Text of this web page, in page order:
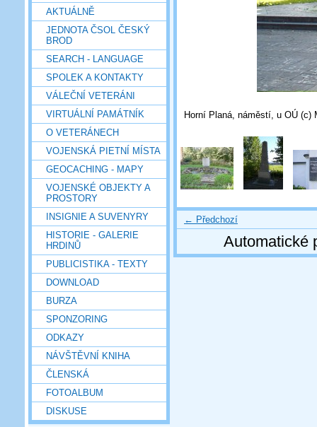
AKTUÁLNĚ
JEDNOTA ČSOL ČESKÝ
BROD
SEARCH - LANGUAGE
SPOLEK A KONTAKTY
VÁLEČNÍ VETERÁNI
VIRTUÁLNÍ PAMÁTNÍK
O VETERÁNECH
VOJENSKÁ PIETNÍ MÍSTA
GEOCACHING - MAPY
VOJENSKÉ OBJEKTY A
PROSTORY
INSIGNIE A SUVENYRY
HISTORIE - GALERIE
HRDINŮ
PUBLICISTIKA - TEXTY
DOWNLOAD
BURZA
SPONZORING
ODKAZY
NÁVŠTĚVNÍ KNIHA
ČLENSKÁ
FOTOALBUM
DISKUSE
Horní Planá, náměstí, u OÚ (c)
← Předchozí
Automatické